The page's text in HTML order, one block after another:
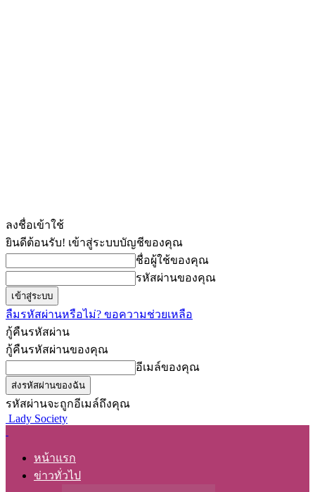
ลงชื่อเข้าใช้
ยินดีต้อนรับ! เข้าสู่ระบบบัญชีของคุณ
ชื่อผู้ใช้ของคุณ
รหัสผ่านของคุณ
ลืมรหัสผ่านหรือไม่? ขอความช่วยเหลือ
กู้คืนรหัสผ่าน
กู้คืนรหัสผ่านของคุณ
อีเมล์ของคุณ
รหัสผ่านจะถูกอีเมล์ถึงคุณ
Lady Society
หน้าแรก
ข่าวทั่วไป